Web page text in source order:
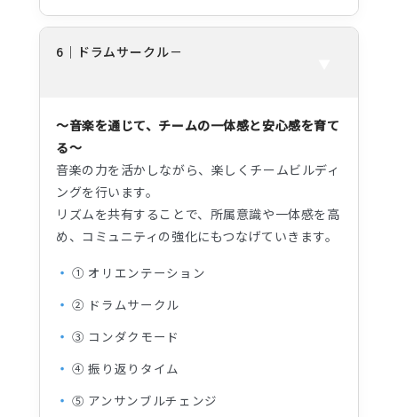
6｜ドラムサークル
～音楽を通じて、チームの一体感と安心感を育て
る～
音楽の力を活かしながら、楽しくチームビルディ
ングを行います。
リズムを共有することで、所属意識や一体感を高
め、コミュニティの強化にもつなげていきます。
① オリエンテーション
② ドラムサークル
③ コンダクモード
④ 振り返りタイム
⑤ アンサンブルチェンジ